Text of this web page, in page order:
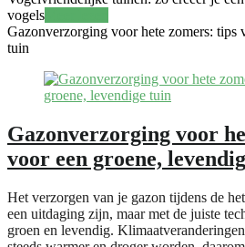
vogels
Gazonverzorging voor hete zomers: tips
tuin
Gazonverzorging voor
voor een groene,
Het verzorgen van je gazon tijdens de
een uitdaging zijn, maar met de juiste
groen en levendig.